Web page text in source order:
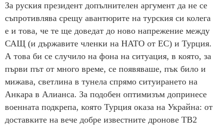
За руския президент допълнителен аргумент да не се
съпротивлява срещу авантюрите на турския си колега
е и това, че те ще доведат до ново напрежение между
САЩ (и държавите членки на НАТО от ЕС) и Турция.
А това би се случило на фона на ситуация, в която, за
първи път от много време, се появяваше, пък било и
мижава, светлина в тунела спрямо ситуирането на
Анкара в Алианса. За подобен оптимизъм допринесе
военната подкрепа, която Турция оказа на Украйна: от
доставките на вече добре известните дронове TB2